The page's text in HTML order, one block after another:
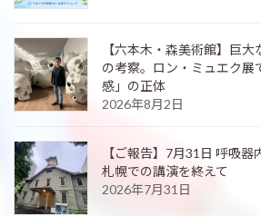
【六本木・森美術館】巨
の考察。ロン・ミュエク展
感」の正体
2026年8月2日
【ご報告】7月31日 呼吸器
札幌での講演を終えて
2026年7月31日